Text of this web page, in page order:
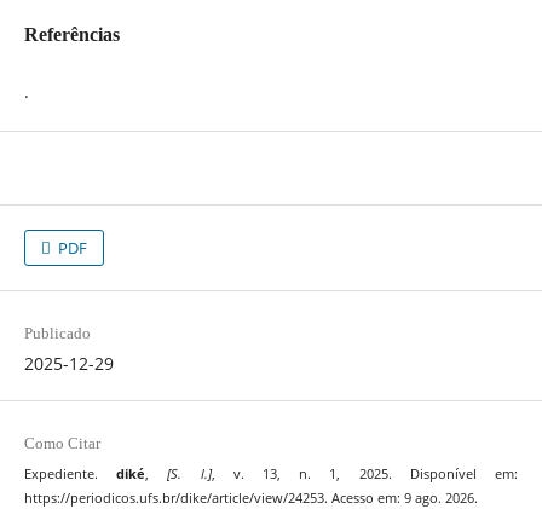
Referências
.
PDF
Publicado
2025-12-29
Como Citar
Expediente.diké,[S. l.], v. 13, n. 1, 2025. Disponível em:
https://periodicos.ufs.br/dike/article/view/24253. Acesso em: 9 ago. 2026.